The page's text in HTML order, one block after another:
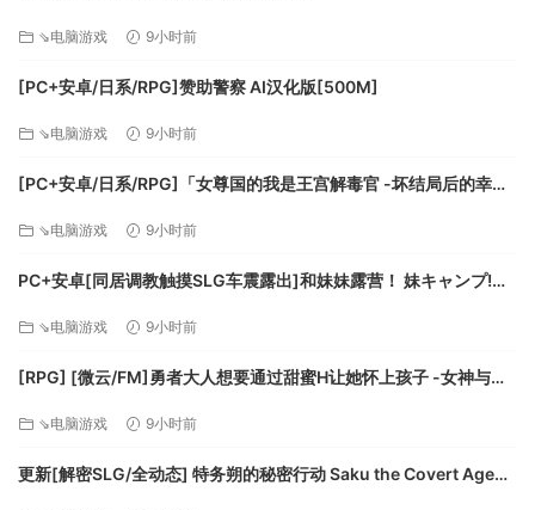
・DLC服装家具和小事件组合2：预定收录大雄等人五人份的服
・DLC服装家具和小事件组合3：预定收录大雄等人五人份的服
・季票购买特典：高级作物种子组合
《数字原声带》
与和乐家人》游戏内全80首以上的BGM。
※数字原声带与游戏本体为不同的应用程式。
※无论是商业或非商业用途，请勿二次利用或散布本音乐档案。
关于这款游戏
⇘电脑游戏 9小时前
[PC+安卓/日系/RPG]赞助警察 AI汉化版[500M]
⇘电脑游戏 9小时前
[PC+安卓/日系/RPG]「女尊国的我是王宫解毒官 -坏结局后的幸福
⇘电脑游戏 9小时前
PC+安卓[同居调教触摸SLG车震露出]和妹妹露营！ 妹キャンプ!
⇘电脑游戏 9小时前
[RPG] [微云/FM]勇者大人想要通过甜蜜H让她怀上孩子 -女神与淫
⇘电脑游戏 9小时前
更新[解密SLG/全动态] 特务朔的秘密行动 Saku the Covert Agent